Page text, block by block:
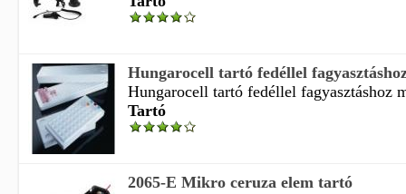
Hungarocell tartó fedéllel
Hungarocell tartó fedéllel fagyasztáshoz
Tartó
2065-E Mikro ceruza elem tartó